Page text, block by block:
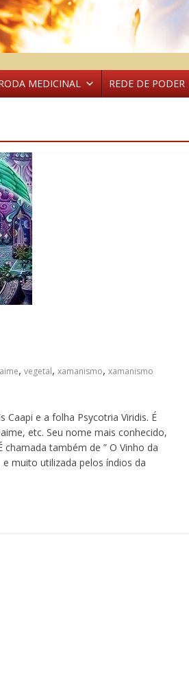
MEDICINAL REDE DE PODER
, vegetal, xamanismo, xamanismo
e a folha Psycotria Viridis. É
etc. Seu nome mais conhecido,
chamada também de ” O Vinho da
muito utilizada pelos índios da